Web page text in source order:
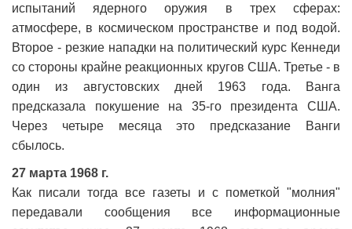
испытаний ядерного оружия в трех сферах:
атмосфере, в космическом пространстве и под водой.
Второе - резкие нападки на политический курс Кеннеди
со стороны крайне реакционных кругов США. Третье - в
один из августовских дней 1963 года. Ванга
предсказала покушение на 35-го президента США.
Через четыре месяца это предсказание Ванги
сбылось.
27 марта 1968 г.
Как писали тогда все газеты и с пометкой "молния"
передавали сообщения все информационные